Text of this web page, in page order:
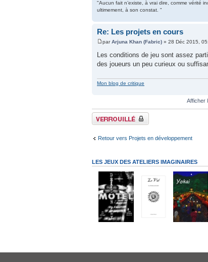
"Aucun fait n’existe, à vrai dire, comme vérité
ultimement, à son constat. "
Re: Les projets en cours
parArjuna Khan (Fabric) » 28 Déc 2015,
Les conditions de jeu sont assez
des joueurs un peu curieux ou
Mon blog de critique
Afficher
Sujet verrouillé
Retour vers Projets en développement
LES JEUX DES ATELIERS IMAGINAIRES